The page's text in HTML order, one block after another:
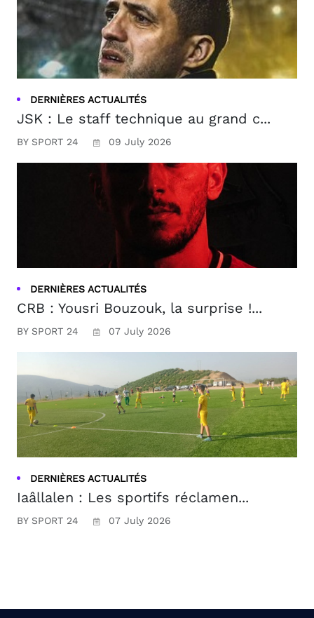
DERNIÈRES ACTUALITÉS
JSK : Le staff technique au grand c...
BY SPORT 24 09 July 2026
DERNIÈRES ACTUALITÉS
CRB : Yousri Bouzouk, la surprise !...
BY SPORT 24 07 July 2026
DERNIÈRES ACTUALITÉS
Iaâllalen : Les sportifs réclamen...
BY SPORT 24 07 July 2026